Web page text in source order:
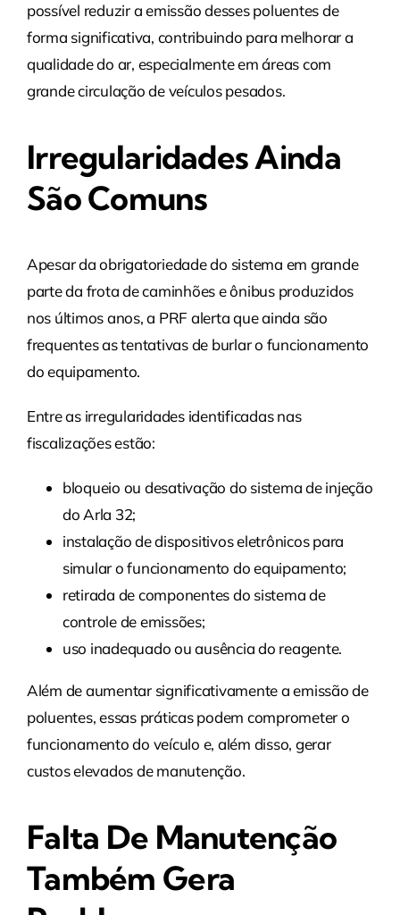
possível reduzir a emissão desses poluentes de
forma significativa, contribuindo para melhorar a
qualidade do ar, especialmente em áreas com
grande circulação de veículos pesados.
Irregularidades Ainda
São Comuns
Apesar da obrigatoriedade do sistema em grande
parte da frota de caminhões e ônibus produzidos
nos últimos anos, a PRF alerta que ainda são
frequentes as tentativas de burlar o funcionamento
do equipamento.
Entre as irregularidades identificadas nas
fiscalizações estão:
bloqueio ou desativação do sistema de injeção
do Arla 32;
instalação de dispositivos eletrônicos para
simular o funcionamento do equipamento;
retirada de componentes do sistema de
controle de emissões;
uso inadequado ou ausência do reagente.
Além de aumentar significativamente a emissão de
poluentes, essas práticas podem comprometer o
funcionamento do veículo e, além disso, gerar
custos elevados de manutenção.
Falta De Manutenção
Também Gera